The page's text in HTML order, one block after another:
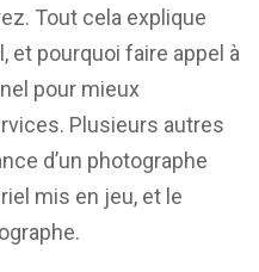
Tout cela explique
et pourquoi faire appel à
pour mieux
Plusieurs autres
d’un photographe
mis en jeu, et le